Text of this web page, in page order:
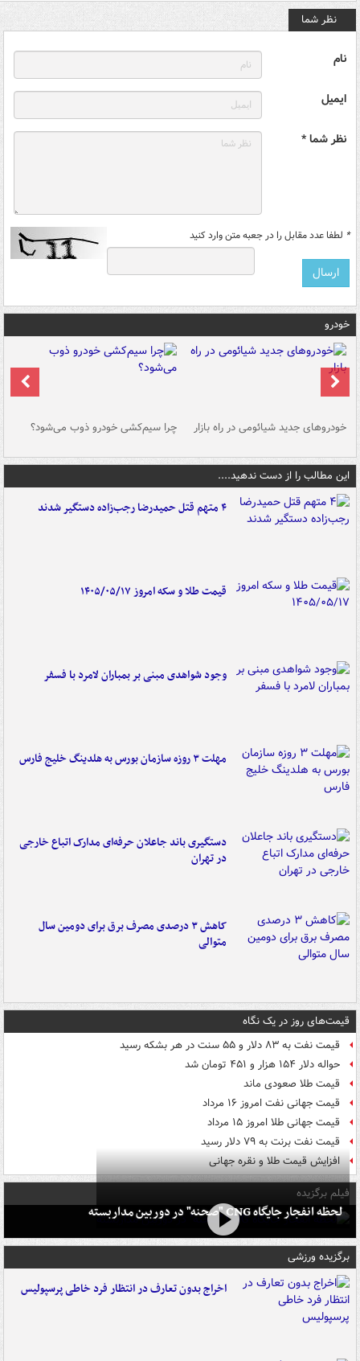
نظر شما
نام
ایمیل
نظر شما *
* لطفا عدد مقابل را در جعبه متن وارد کنید
خودرو
خودروهای جدید شیائومی در راه بازار چرا سیم‌کشی خودرو ذوب می‌شود؟
این مطالب را از دست ندهید....
۴ متهم قتل حمیدرضا رجب‌زاده دستگیر شدند
قیمت طلا و سکه امروز ۱۴۰۵/۰۵/۱۷
وجود شواهدی مبنی بر بمباران لامرد با فسفر
مهلت ۳ روزه سازمان بورس به هلدینگ خلیج فارس
دستگیری باند جاعلان حرفه‌ای مدارک اتباع خارجی
در تهران
کاهش ۳ درصدی مصرف برق برای دومین سال
متوالی
قیمت‌های روز در یک نگاه
قیمت نفت به ۸۳ دلار و ۵۵ سنت در هر بشکه رسید
حواله دلار ۱۵۴ هزار و ۴۵۱ تومان شد
قیمت طلا صعودی ماند
قیمت جهانی نفت امروز ۱۶ مرداد
قیمت جهانی طلا امروز ۱۵ مرداد
قیمت نفت برنت به ۷۹ دلار رسید
افزایش قیمت طلا و نقره جهانی
فیلم برگزیده
لحظه انفجار جایگاه CNG "صحنه" در دوربین مداربسته
برگزیده ورزشی
اخراج بدون تعارف در انتظار فرد خاطی پرسپولیس